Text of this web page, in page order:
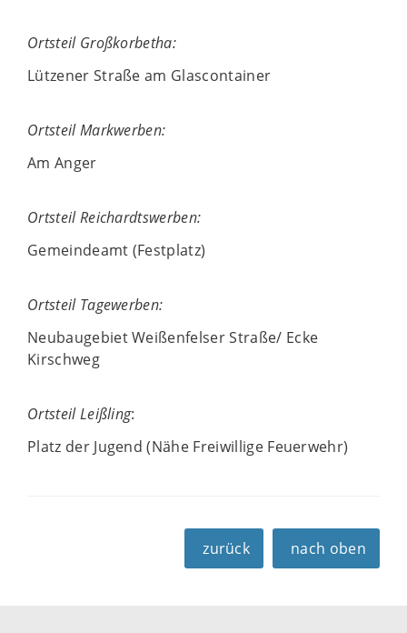
Ortsteil Großkorbetha:
Lützener Straße am Glascontainer
Ortsteil Markwerben:
Am Anger
Ortsteil Reichardtswerben:
Gemeindeamt (Festplatz)
Ortsteil Tagewerben:
Neubaugebiet Weißenfelser Straße/ Ecke
Kirschweg
Ortsteil Leißling:
Platz der Jugend (Nähe Freiwillige Feuerwehr)
zurück nach oben